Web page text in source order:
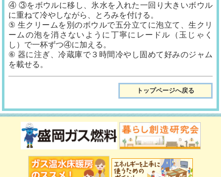
④ ③をボウルに移し、氷水を入れた一回り大きいボウル
に重ねて冷やしながら、とろみを付ける。
⑤ 生クリームを別のボウルで五分立てに泡立て、生クリ
ームの泡を消さないように丁寧にレードル（玉じゃく
し）で一杯ずつ④に加える。
⑥ 器に注ぎ、冷蔵庫で３時間冷やし固めて好みのジャム
を載せる。
トップページへ戻る